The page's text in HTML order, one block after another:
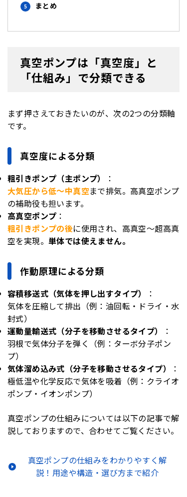
まとめ
真空ポンプは「真空度」と
「仕組み」で分類できる
まず押さえておきたいのが、次の2つの分類軸
です。
真空度による分類
粗引きポンプ（主ポンプ）
：
大気圧から低〜中真空まで排気。高真空ポンプ
の補助役も担います。
高真空ポンプ ：
粗引きポンプの後に使用され、高真空〜超高真
空を実現。 単体では使えません。
作動原理による分類
容積移送式（気体を押し出すタイプ）
：
気体を圧縮して排出（例：油回転・ドライ・水
封式）
運動量輸送式（分子を移動させるタイプ）
：
羽根で気体分子を弾く（例：ターボ分子ポン
プ）
気体溜め込み式（分子を移動させるタイプ）
：
極低温や化学反応で気体を吸着（例：クライオ
ポンプ・イオンポンプ）
真空ポンプの仕組みについては以下の記事で解
説しておりますので、合わせてご覧ください。
真空ポンプの仕組みをわかりやすく解
説！用途や構造・選び方まで紹介